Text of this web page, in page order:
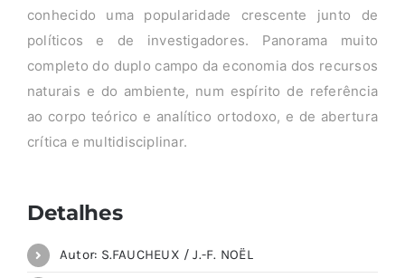
conhecido uma popularidade crescente junto de
políticos e de investigadores. Panorama muito
completo do duplo campo da economia dos recursos
naturais e do ambiente, num espírito de referência
ao corpo teórico e analítico ortodoxo, e de abertura
crítica e multidisciplinar.
Detalhes
Autor: S.FAUCHEUX / J.-F. NOËL